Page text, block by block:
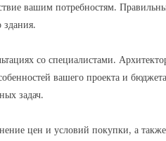
вашим потребностям.
здания.
со специалистами.
вашего проекта и
задач.
цен и условий покупки, а